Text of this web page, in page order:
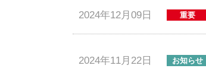
2024年12月09日 重要
2024年11月22日 お知らせ